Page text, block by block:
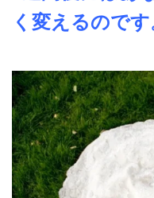
く変えるのです